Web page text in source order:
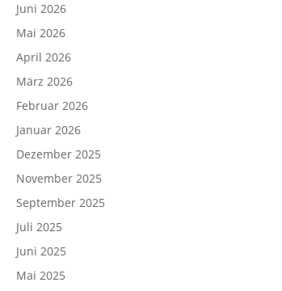
Juni 2026
Mai 2026
April 2026
März 2026
Februar 2026
Januar 2026
Dezember 2025
November 2025
September 2025
Juli 2025
Juni 2025
Mai 2025